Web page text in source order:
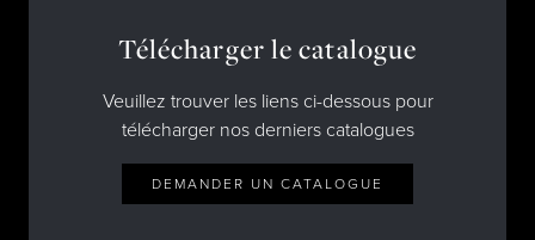
Télécharger le catalogue
Veuillez trouver les liens ci-dessous pour
télécharger nos derniers catalogues
DEMANDER UN CATALOGUE